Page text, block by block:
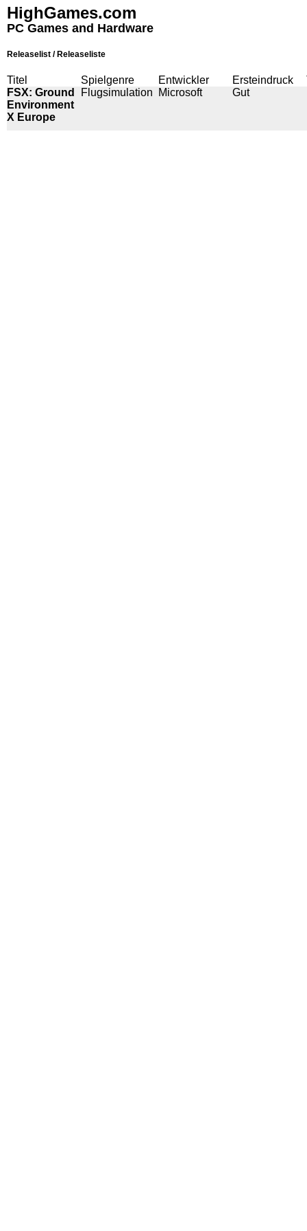
HighGames.com
PC Games and Hardware
Releaselist / Releaseliste
Titel Spielgenre Entwickler Ersteindruck
FSX: Ground
Environment
X Europe
Flugsimulation Microsoft Gut